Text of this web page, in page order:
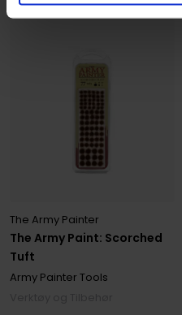
The Army Paint: Scorched
Tuft
The Army Painter
Army Painter Tools